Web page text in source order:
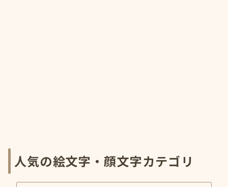
人気の絵文字・顔文字カテゴリ